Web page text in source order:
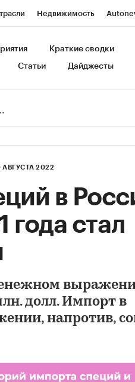
Недвижимость
Спецпроекты СПб
Краткие сводки
Статьи Дайджесты
АВГУСТА 2022
в
года стал
долл. Импорт в
напротив,